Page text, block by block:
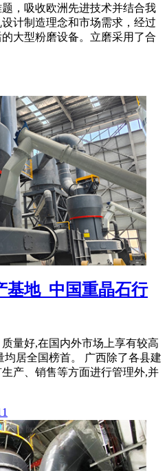
，吸收欧洲先进技术并结合我
计制造理念和市场需求，经过
大型粉磨设备。立磨采用了合
基地_中国重晶石行
量好,在国内外市场上享有较高
均居全国榜首。 广西除了各县建
产、销售等方面进行管理外,并